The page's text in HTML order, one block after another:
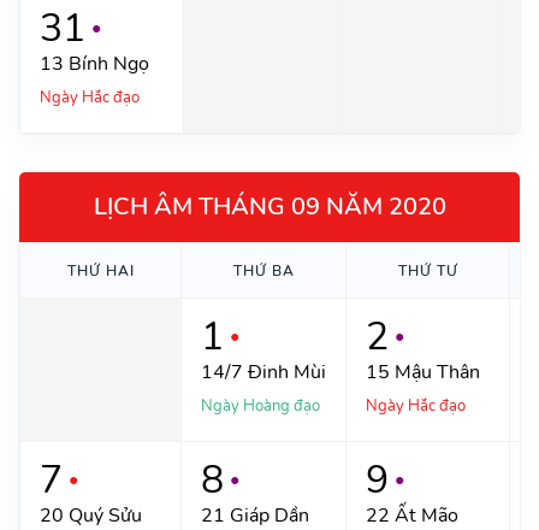
31 ●
13 Bính Ngọ
Ngày Hắc đạo
LỊCH ÂM THÁNG 09 NĂM 2020
THỨHAI THỨBA THỨTƯ
1 ●
14/7 Đinh Mùi
Ngày Hoàng đạo
2 ●
15 Mậu Thân
Ngày Hắc đạo
7 ●
20 Quý Sửu
8 ●
21 Giáp Dần
9 ●
22 Ất Mão